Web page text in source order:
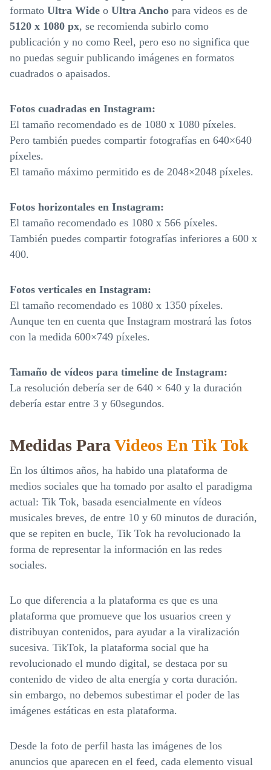
formato Ultra Wide o Ultra Ancho para videos es de
5120 x 1080 px, se recomienda subirlo como
publicación y no como Reel, pero eso no significa que
no puedas seguir publicando imágenes en formatos
cuadrados o apaisados.
Fotos cuadradas en Instagram:
El tamaño recomendado es de 1080 x 1080 píxeles.
Pero también puedes compartir fotografías en 640×640
píxeles.
El tamaño máximo permitido es de 2048×2048 píxeles.
Fotos horizontales en Instagram:
El tamaño recomendado es 1080 x 566 píxeles.
También puedes compartir fotografías inferiores a 600 x
400.
Fotos verticales en Instagram:
El tamaño recomendado es 1080 x 1350 píxeles.
Aunque ten en cuenta que Instagram mostrará las fotos
con la medida 600×749 píxeles.
Tamaño de vídeos para timeline de Instagram:
La resolución debería ser de 640 × 640 y la duración
debería estar entre 3 y 60segundos.
Medidas Para Videos En Tik Tok
En los últimos años, ha habido una plataforma de
medios sociales que ha tomado por asalto el paradigma
actual: Tik Tok, basada esencialmente en vídeos
musicales breves, de entre 10 y 60 minutos de duración,
que se repiten en bucle, Tik Tok ha revolucionado la
forma de representar la información en las redes
sociales.
Lo que diferencia a la plataforma es que es una
plataforma que promueve que los usuarios creen y
distribuyan contenidos, para ayudar a la viralización
sucesiva. TikTok, la plataforma social que ha
revolucionado el mundo digital, se destaca por su
contenido de video de alta energía y corta duración.
sin embargo, no debemos subestimar el poder de las
imágenes estáticas en esta plataforma.
Desde la foto de perfil hasta las imágenes de los
anuncios que aparecen en el feed, cada elemento visual